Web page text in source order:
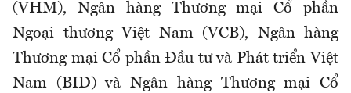
(VHM), Ngân hàng Thương mại Cổ phần
Ngoại thương Việt Nam (VCB), Ngân hàng
Thương mại Cổ phần Đầu tư và Phát triển Việt
Nam (BID) và Ngân hàng Thương mại Cổ